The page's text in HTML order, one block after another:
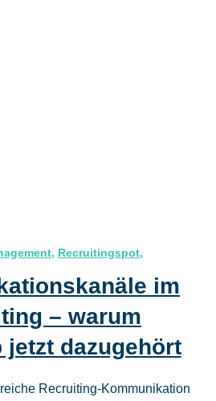
, Recruitingspot,
im
– warum
jetzt dazugehört
Recruiting-Kommunikation